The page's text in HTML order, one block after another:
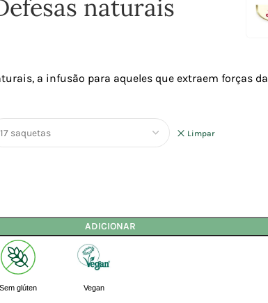
naturais
a infusão para aqueles que extraem forças da
Limpar
ADICIONAR
Sem glúten Vegan